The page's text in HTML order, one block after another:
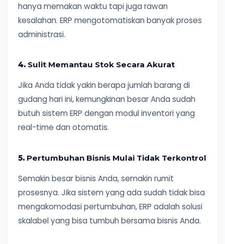
hanya memakan waktu tapi juga rawan
kesalahan. ERP mengotomatiskan banyak proses
administrasi.
4. Sulit Memantau Stok Secara Akurat
Jika Anda tidak yakin berapa jumlah barang di
gudang hari ini, kemungkinan besar Anda sudah
butuh sistem ERP dengan modul inventori yang
real-time dan otomatis.
5. Pertumbuhan Bisnis Mulai Tidak Terkontrol
Semakin besar bisnis Anda, semakin rumit
prosesnya. Jika sistem yang ada sudah tidak bisa
mengakomodasi pertumbuhan, ERP adalah solusi
skalabel yang bisa tumbuh bersama bisnis Anda.